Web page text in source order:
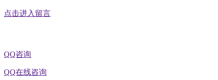
点击进入留言
QQ咨询
QQ在线咨询